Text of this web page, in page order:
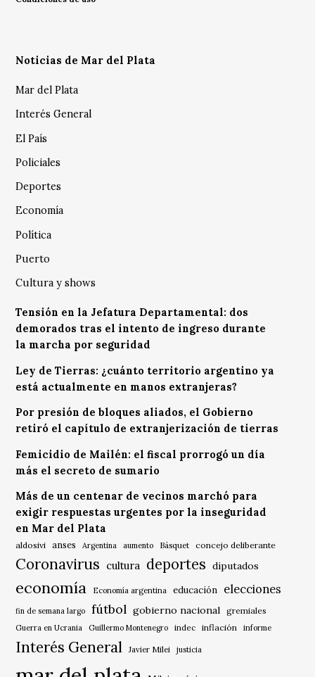
Noticias de Mar del Plata
Mar del Plata
Interés General
El País
Policiales
Deportes
Economía
Política
Puerto
Cultura y shows
Tensión en la Jefatura Departamental: dos
demorados tras el intento de ingreso durante
la marcha por seguridad
Ley de Tierras: ¿cuánto territorio argentino ya
está actualmente en manos extranjeras?
Por presión de bloques aliados, el Gobierno
retiró el capítulo de extranjerización de tierras
Femicidio de Mailén: el fiscal prorrogó un día
más el secreto de sumario
Más de un centenar de vecinos marchó para
exigir respuestas urgentes por la inseguridad
en Mar del Plata
aldosivi anses Argentina aumento Básquet concejo deliberante
Coronavirus cultura deportes diputados
economía Economía argentina educación elecciones
fin de semana largo fútbol gobierno nacional gremiales
Guerra en Ucrania Guillermo Montenegro indec inflación informe
Interés General Javier Milei justicia